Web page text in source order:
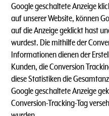
Google geschaltete Anzeige
auf unserer Website, können
auf die Anzeige geklickt hast
wurdest. Die mithilfe der
Informationen dienen der
Kunden, die Conversion
diese Statistiken die
Google geschaltete Anzeige
Conversion-Tracking-Tag